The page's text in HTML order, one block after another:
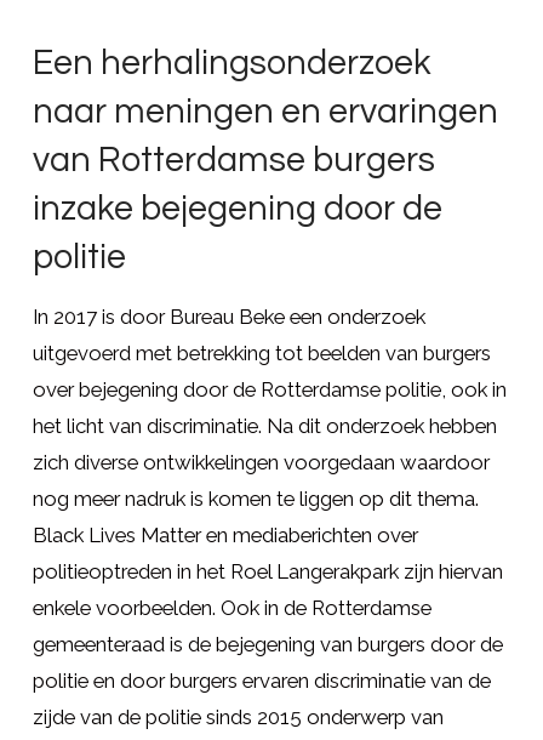
Een herhalingsonderzoek
naar meningen en ervaringen
van Rotterdamse burgers
inzake bejegening door de
politie
In 2017 is door Bureau Beke een onderzoek
uitgevoerd met betrekking tot beelden van burgers
over bejegening door de Rotterdamse politie, ook in
het licht van discriminatie. Na dit onderzoek hebben
zich diverse ontwikkelingen voorgedaan waardoor
nog meer nadruk is komen te liggen op dit thema.
Black Lives Matter en mediaberichten over
politieoptreden in het Roel Langerakpark zijn hiervan
enkele voorbeelden. Ook in de Rotterdamse
gemeenteraad is de bejegening van burgers door de
politie en door burgers ervaren discriminatie van de
zijde van de politie sinds 2015 onderwerp van